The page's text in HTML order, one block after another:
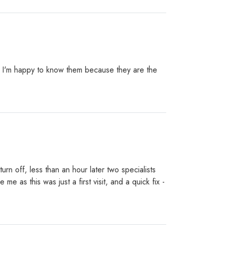
happy to know them because they are the
off, less than an hour later two specialists
as this was just a first visit, and a quick fix -